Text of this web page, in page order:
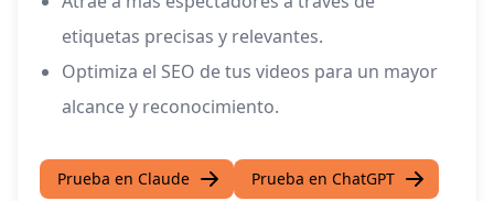
etiquetas precisas y relevantes.
Optimiza el SEO de tus videos para un mayor
alcance y reconocimiento.
Prueba en Claude Prueba en ChatGPT